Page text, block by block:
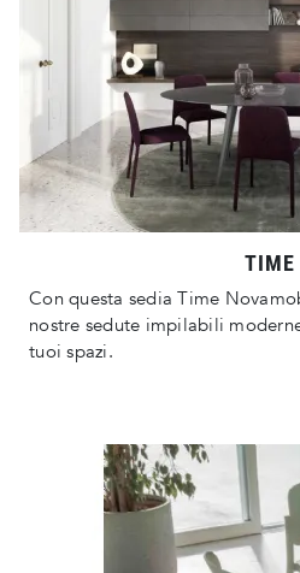
TIME
Con questa sedia Time
nostre sedute impilabili
tuoi spazi.